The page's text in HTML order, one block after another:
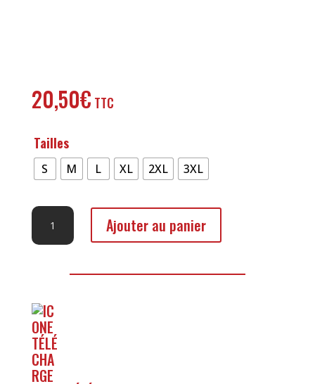
20,50€
Tailles
S M L XL 2XL 3XL
quantité
Veste
Courte
Ajouter au panier